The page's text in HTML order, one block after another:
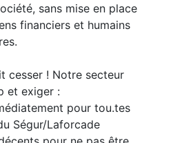
sans mise en place
financiers et humains
cesser ! Notre secteur
et exiger :
pour tou.tes
Ségur/Laforcade